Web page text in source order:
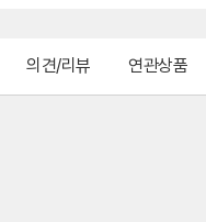
의견/리뷰 연관상품